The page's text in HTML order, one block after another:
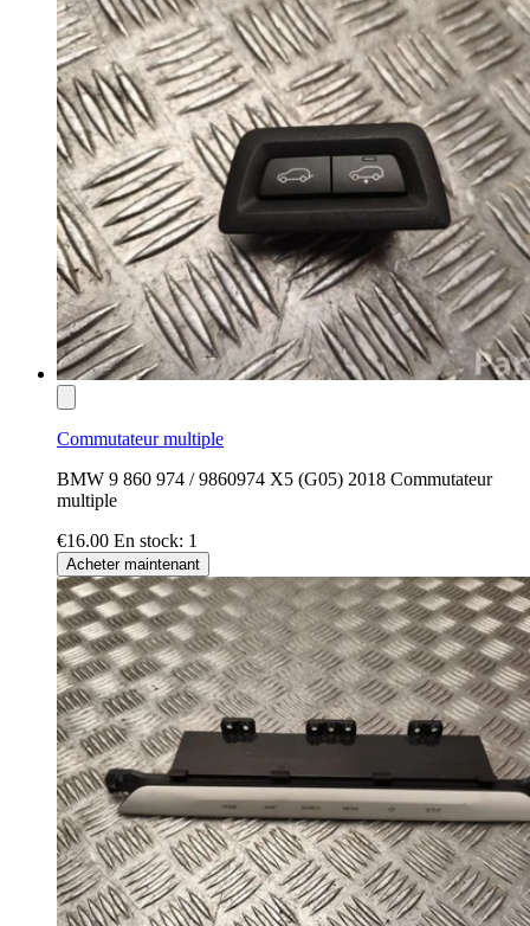
Commutateur multiple
BMW 9 860 974 / 9860974 X5 (G05) 2018 Commutateur
multiple
€16.00 En stock: 1
Acheter maintenant